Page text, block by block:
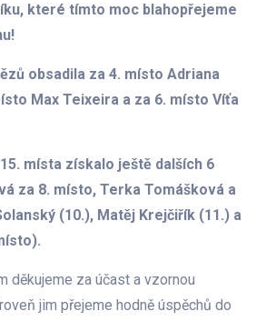
které tímto moc blahopřejeme
obsadila za 4. místo Adriana
Max Teixeira a za 6. místo Víťa
místa získalo ještě dalších 6
za 8. místo, Terka Tomášková a
(10.), Matěj Krejčiřík (11.) a
děkujeme za účast a vzornou
jim přejeme hodně úspěchů do